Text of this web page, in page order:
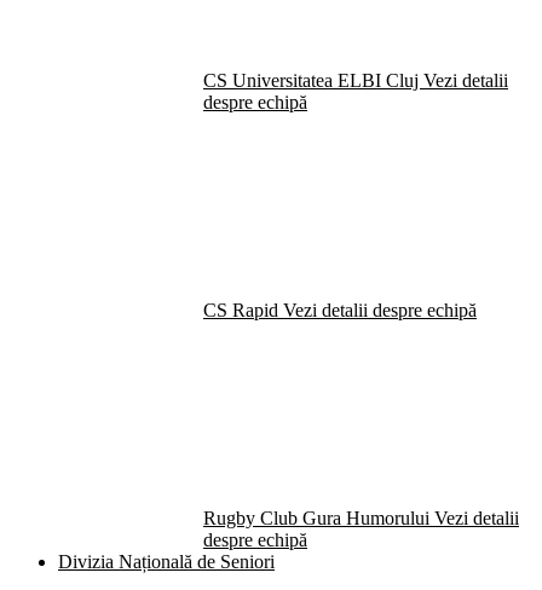
CS Universitatea ELBI Cluj Vezi detalii
despre echipă
CS Rapid Vezi detalii despre echipă
Rugby Club Gura Humorului Vezi detalii
despre echipă
Divizia Națională de Seniori